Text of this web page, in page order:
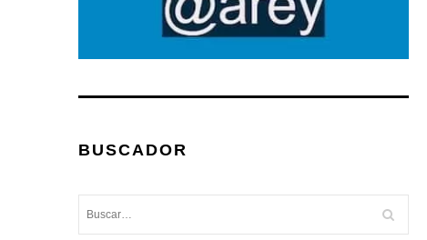
BUSCADOR